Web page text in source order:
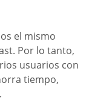
el mismo
Por lo tanto,
usuarios con
tiempo,